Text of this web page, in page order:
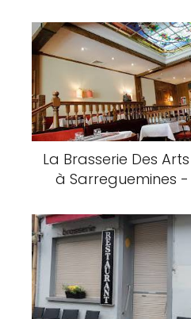
La Brasserie Des
à Sarreguemines